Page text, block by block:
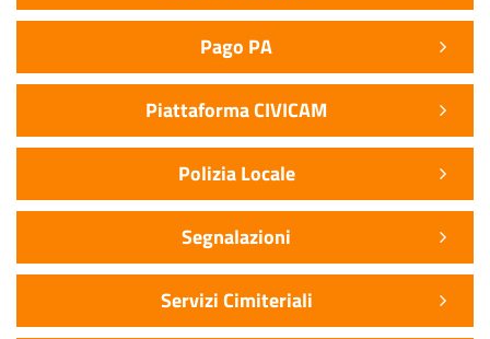
Pago PA
Piattaforma CIVICAM
Polizia Locale
Segnalazioni
Servizi Cimiteriali